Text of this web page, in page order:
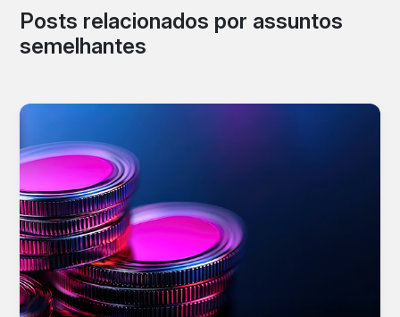
Posts relacionados por assuntos
semelhantes